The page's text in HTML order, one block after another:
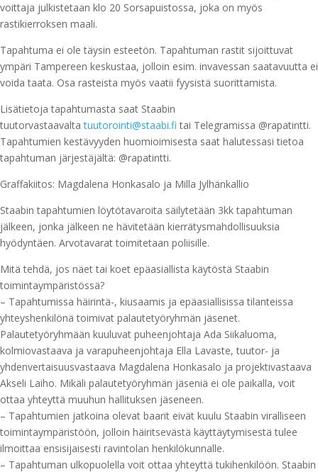
voittaja julkistetaan klo 20 Sorsapuistossa, joka on myös
rastikierroksen maali.
Tapahtuma ei ole täysin esteetön. Tapahtuman rastit sijoittuvat
ympäri Tampereen keskustaa, jolloin esim. invavessan saatavuutta ei
voida taata. Osa rasteista myös vaatii fyysistä suorittamista.
Lisätietoja tapahtumasta saat Staabin
tuutorvastaavaltatuutorointi@staabi.fi tai Telegramissa @rapatintti.
Tapahtumien kestävyyden huomioimisesta saat halutessasi tietoa
tapahtuman järjestäjältä: @rapatintti.
Graffakiitos: Magdalena Honkasalo ja Milla Jylhänkallio
Staabin tapahtumien löytötavaroita säilytetään 3kk tapahtuman
jälkeen, jonka jälkeen ne hävitetään kierrätysmahdollisuuksia
hyödyntäen. Arvotavarat toimitetaan poliisille.
Mitä tehdä, jos näet tai koet epäasiallista käytöstä Staabin
toimintaympäristössä?
– Tapahtumissa häirintä-, kiusaamis ja epäasiallisissa tilanteissa
yhteyshenkilönä toimivat palautetyöryhmän jäsenet.
Palautetyöryhmään kuuluvat puheenjohtaja Ada Siikaluoma,
kolmiovastaava ja varapuheenjohtaja Ella Lavaste, tuutor- ja
yhdenvertaisuusvastaava Magdalena Honkasalo ja projektivastaava
Akseli Laiho. Mikäli palautetyöryhmän jäseniä ei ole paikalla, voit
ottaa yhteyttä muuhun hallituksen jäseneen.
– Tapahtumien jatkoina olevat baarit eivät kuulu Staabin viralliseen
toimintaympäristöön, jolloin häiritsevästä käyttäytymisestä tulee
ilmoittaa ensisijaisesti ravintolan henkilökunnalle.
– Tapahtuman ulkopuolella voit ottaa yhteyttä tukihenkilöön. Staabin